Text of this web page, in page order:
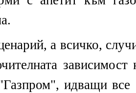
а всичко,
зависимост
идващи